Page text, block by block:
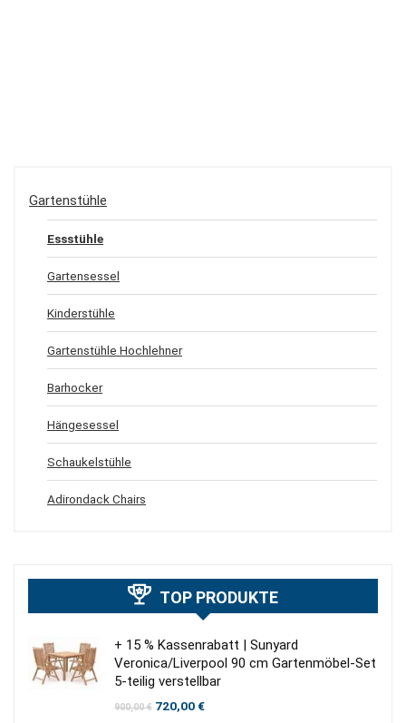
Gartenstühle
Essstühle
Gartensessel
Kinderstühle
Gartenstühle Hochlehner
Barhocker
Hängesessel
Schaukelstühle
Adirondack Chairs
TOP PRODUKTE
+ 15 % Kassenrabatt | Sunyard
Veronica/Liverpool 90 cm Gartenmöbel-Set
5-teilig verstellbar
900,00€ Ursprünglicher
720,00€Aktueller